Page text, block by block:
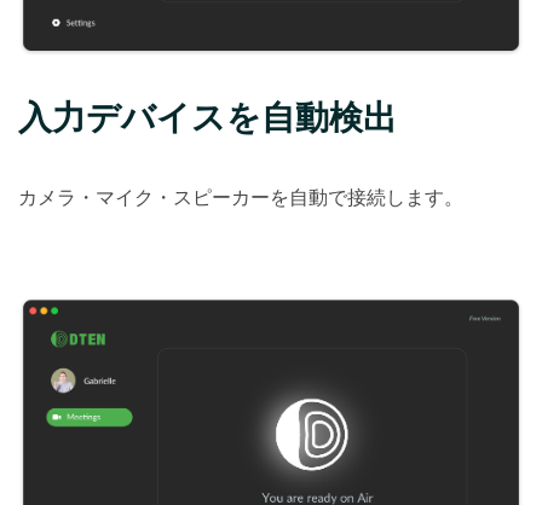
入力デバイスを自動検出
カメラ・マイク・スピーカーを自動で接続します。